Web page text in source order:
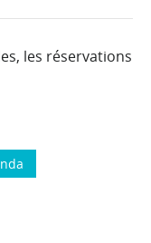
les réservations